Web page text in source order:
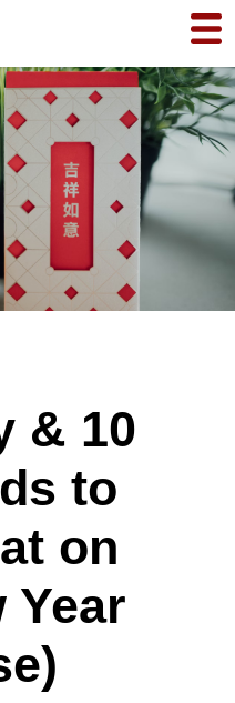
& 10
to
on
Year